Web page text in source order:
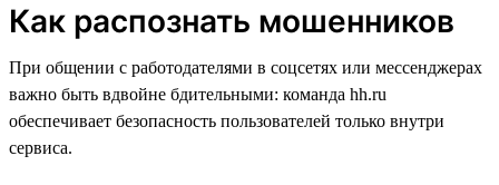
Как распознать мошенников
При общении с работодателями в соцсетях или мессенджерах
важно быть вдвойне бдительными: команда hh.ru
обеспечивает безопасность пользователей только внутри
сервиса.